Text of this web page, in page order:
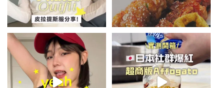
summer outfit⋆.˚✮🎧✮˚.⋆
夏日穿搭最需要單品！...
755 43
\🇯🇵日本爆紅!超商版Affogato
🍨☕️/
🏷️#吉推日本🇯🇵...
117 26